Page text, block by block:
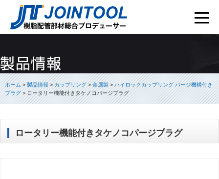
ホーム>製品情報>カップリング>金属製>ハイロックカップリング パージ機構付き
プラグ>ロータリー機能付きタケノコパージプラグ
ロータリー機能付きタケノコパージプラグ